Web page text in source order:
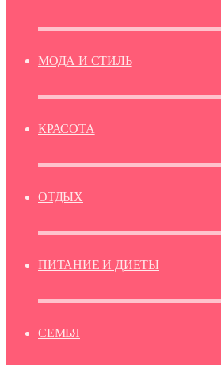
МОДА И СТИЛЬ
КРАСОТА
ОТДЫХ
ПИТАНИЕ И ДИЕТЫ
СЕМЬЯ